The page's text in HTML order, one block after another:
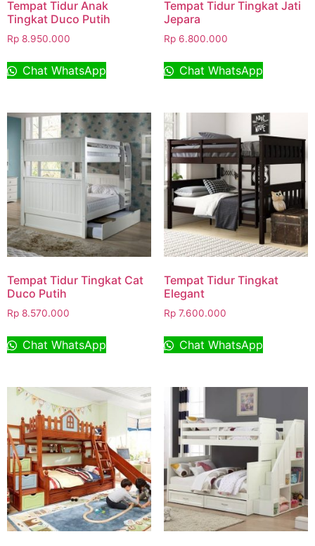
Tempat Tidur Anak
Tingkat Duco Putih
Rp 8.950.000
Chat WhatsApp
Tempat Tidur Tingkat Jati
Jepara
Rp6.800.000
Chat WhatsApp
Tempat Tidur Tingkat Cat
Duco Putih
Rp 8.570.000
Chat WhatsApp
Tempat Tidur Tingkat
Elegant
Rp7.600.000
Chat WhatsApp